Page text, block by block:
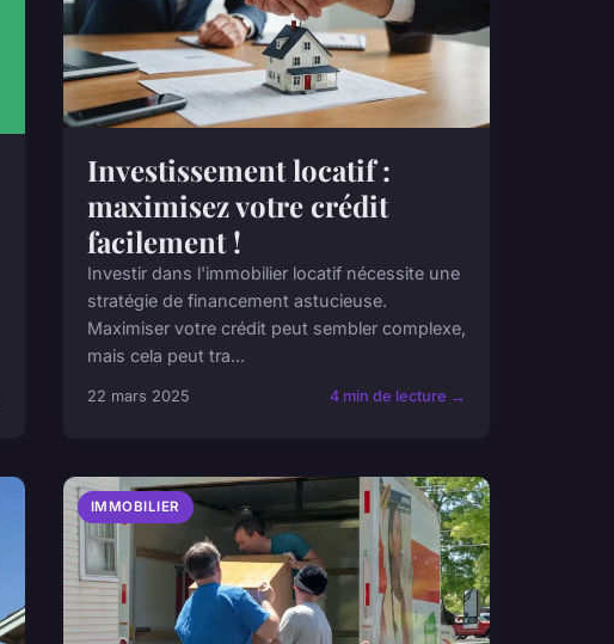
Investissement locatif :
maximisez votre crédit
facilement !
Investir dans l'immobilier locatif nécessite une
stratégie de financement astucieuse.
Maximiser votre crédit peut sembler complexe,
mais cela peut tra...
22 mars 2025 4 min de lecture →
IMMOBILIER